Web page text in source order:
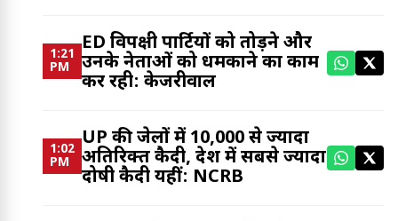
1:21
PM
ED विपक्षी पार्टियों को तोड़ने और
उनके नेताओं को धमकाने का काम
कर रही: केजरीवाल
1:02
PM
UP की जेलों में 10,000 से ज्यादा
अतिरिक्त कैदी, देश में सबसे ज्यादा
दोषी कैदी यहीं: NCRB